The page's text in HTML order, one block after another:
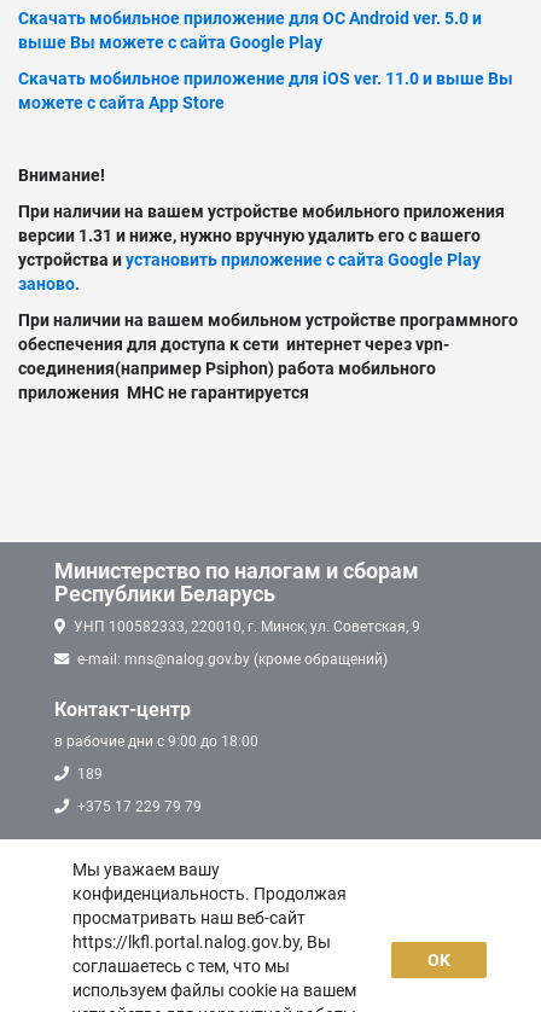
Скачать мобильное приложение для ОС Android ver. 5.0 и
выше Вы можете с сайта Google Play
Скачать мобильное приложение для iOS ver. 11.0 и выше Вы
можете с сайта App Store
Внимание!
При наличии на вашем устройстве мобильного приложения
версии 1.31 и ниже, нужно вручную удалить его с вашего
устройства иустановить приложение с сайта Google Play
заново.
При наличии на вашем мобильном устройстве программного
обеспечения для доступа к сети интернет через vpn-
соединения(например Psiphon) работа мобильного
приложения МНС не гарантируется
Министерство по налогам и сборам
Республики Беларусь
УНП 100582333, 220010, г. Минск, ул. Советская, 9
e-mail: mns@nalog.gov.by (кроме обращений)
Контакт-центр
в рабочие дни с 9:00 до 18:00
189
+375 17 229 79 79
Google Play
App Store
Мы уважаем вашу
конфиденциальность. Продолжая
просматривать наш веб-сайт
https://lkfl.portal.nalog.gov.by, Вы
соглашаетесь с тем, что мы
используем файлы cookie на вашем
ОK